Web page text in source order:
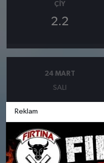
ÇIY
2.2
24 MART
SALI
Parçalı Bulutlu
Reklam